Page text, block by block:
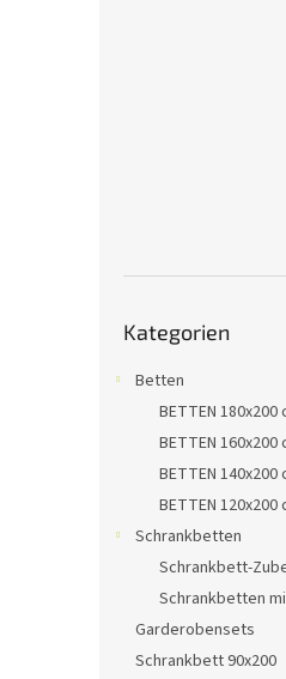
überspringen
Kategorien
Betten
BETTEN 180x200
BETTEN 160x200
BETTEN 140x200
BETTEN 120x200
Schrankbetten
Schrankbett-
Schrankbetten
Garderobensets
Schrankbett 90x200